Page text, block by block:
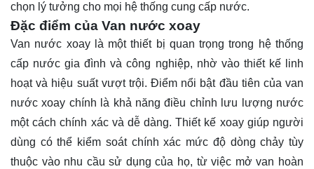
chọn lý tưởng cho mọi hệ thống cung cấp nước.
Đặc điểm của Van nước xoay
Van nước xoay là một thiết bị quan trọng trong hệ thống
cấp nước gia đình và công nghiệp, nhờ vào thiết kế linh
hoạt và hiệu suất vượt trội. Điểm nổi bật đầu tiên của van
nước xoay chính là khả năng điều chỉnh lưu lượng nước
một cách chính xác và dễ dàng. Thiết kế xoay giúp người
dùng có thể kiểm soát chính xác mức độ dòng chảy tùy
thuộc vào nhu cầu sử dụng của họ, từ việc mở van hoàn